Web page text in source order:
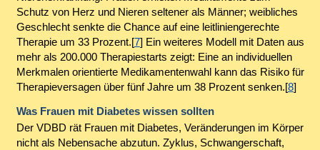
Schutz von Herz und Nieren seltener als Männer; weibliches
Geschlecht senkte die Chance auf eine leitliniengerechte
Therapie um 33 Prozent.[7] Ein weiteres Modell mit Daten aus
mehr als 200.000 Therapiestarts zeigt: Eine an individuellen
Merkmalen orientierte Medikamentenwahl kann das Risiko für
Therapieversagen über fünf Jahre um 38 Prozent senken.[8]
Was Frauen mit Diabetes wissen sollten
Der VDBD rät Frauen mit Diabetes, Veränderungen im Körper
nicht als Nebensache abzutun. Zyklus, Schwangerschaft,